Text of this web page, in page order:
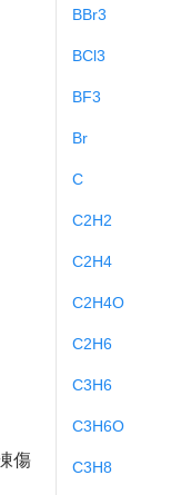
傷
BBr3
BCl3
BF3
Br
C
C2H2
C2H4
C2H4O
C2H6
C3H6
C3H6O
C3H8